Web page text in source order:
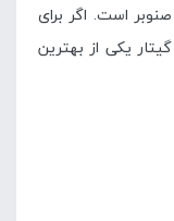
است. اگر برای
یکی از بهترین